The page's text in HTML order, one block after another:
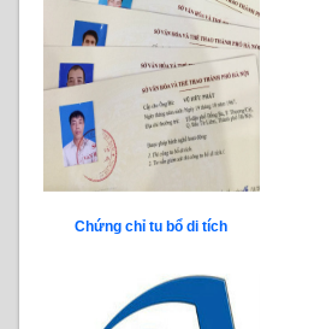
Chứng chỉ tu bổ di tích